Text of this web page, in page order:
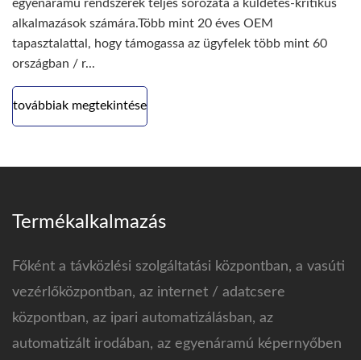
egyenáramú rendszerek teljes sorozata a küldetés-kritikus
alkalmazások számára.Több mint 20 éves OEM
tapasztalattal, hogy támogassa az ügyfelek több mint 60
országban / r...
továbbiak megtekintése
Termékalkalmazás
Főként a távközlési szolgáltatási központban, a vasúti
vezérlőközpontban, az internet / adatcsere
központban, az ipari automatizálásban, az
automatizált irodában, az egyenáramú képernyőben